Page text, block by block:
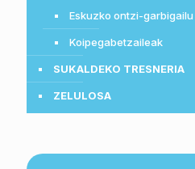
Eskuzko ontzi-
Koipegabetzaileak
SUKALDEKO TRESNERIA
ZELULOSA